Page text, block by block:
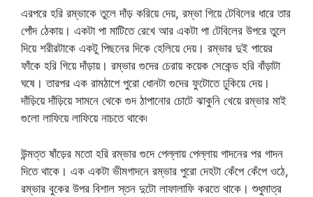
এরপরে হরি রম্ভাকে তুলে দাঁড় করিয়ে দেয়, রম্ভা গিয়ে টেবিলের ধারে তার
পোঁদ ঠেকায়। একটা পা মাটিতে রেখে আর একটা পা টেবিলের উপরে তুলে
দিয়ে শরীরটাকে একটু পিছনের দিকে হেলিয়ে দেয়। রম্ভার দুই পায়ের
ফাঁকে হরি গিয়ে দাঁড়ায়। রম্ভার গুদের চেরায় কয়েক সেকেন্ড হরি বাঁড়াটা
ঘষে। তারপর এক রামঠাপে পুরো ধোনটা গুদের ফুটোতে ঢুকিয়ে দেয়।
দাঁড়িয়ে দাঁড়িয়ে সামনে থেকে গুদ ঠাপানোর চোটে ঝাকুনি খেয়ে রম্ভার মাই
গুলো লাফিয়ে লাফিয়ে নাচতে থাকে৷
উন্মত্ত ষাঁড়ের মতো হরি রম্ভার গুদে পেল্লায় পেল্লায় গাদনের পর গাদন
দিতে থাকে। এক একটা ভীমগাদনে রম্ভার পুরো দেহটা কেঁপে কেঁপে ওঠে,
রম্ভার বুকের উপর বিশাল স্তন দুটো লাফালাফি করতে থাকে। শুধুমাত্র